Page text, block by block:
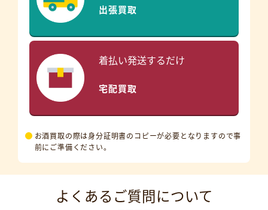
出張買取
着払い発送するだけ
宅配買取
お酒買取の際は身分証明書のコピーが必要となりますので事
前にご準備ください。
よくあるご質問について